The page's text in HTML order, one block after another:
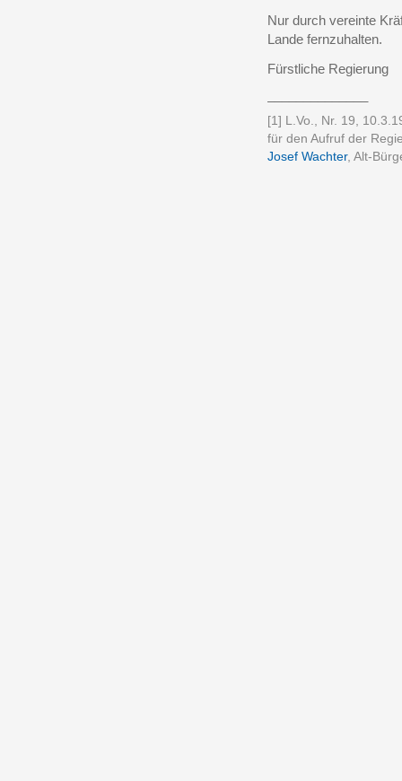
Nur durch vereinte
Lande fernzuhalten.
Fürstliche Regierung
[1] L.Vo., Nr. 19,
für den Aufruf der
Josef Wachter, Alt-